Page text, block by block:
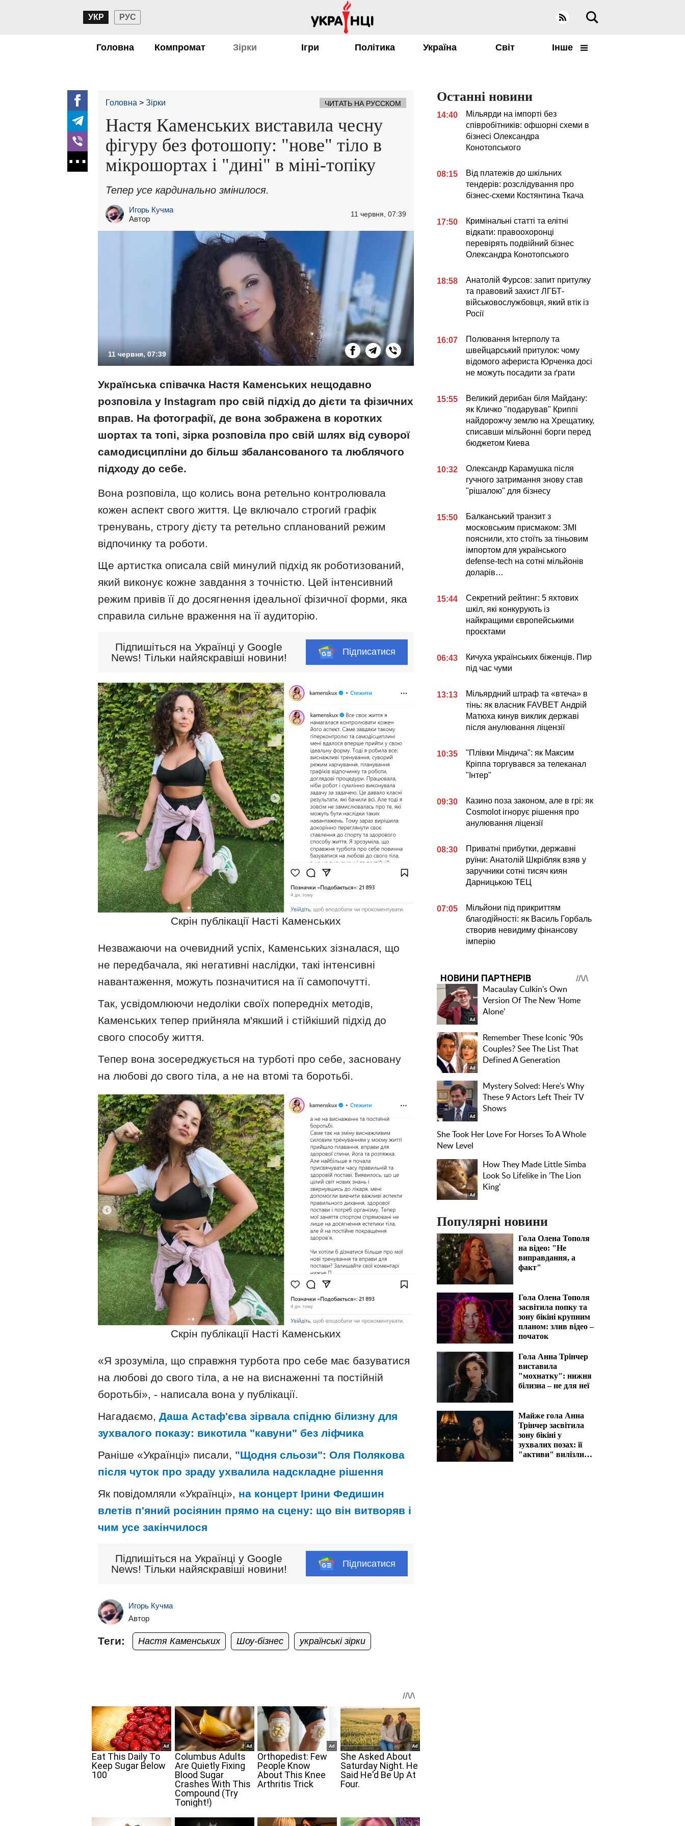
УКР РУС
Головна Компромат Зірки Ігри Політика Україна Світ Інше
Головна Зірки ЧИТАТЬ НА РУССКОМ
Настя Каменських виставила чесну
фігуру без фотошопу: "нове" тіло в
мікрошортах і "дині" в міні-топіку
Тепер усе кардинально змінилося.
Игорь Кучма
Автор
11 червня, 07:39
11 червня, 07:39
Українська співачка Настя Каменських нещодавно
розповіла у Instagram про свій підхід до дієти та фізичних
вправ. На фотографії, де вона зображена в коротких
шортах та топі, зірка розповіла про свій шлях від суворої
самодисципліни до більш збалансованого та люблячого
підходу до себе.
Вона розповіла, що колись вона ретельно контролювала
кожен аспект свого життя. Це включало строгий графік
тренувань, строгу дієту та ретельно спланований режим
відпочинку та роботи.
Ще артистка описала свій минулий підхід як роботизований,
який виконує кожне завдання з точністю. Цей інтенсивний
режим привів її до досягнення ідеальної фізичної форми, яка
справила сильне враження на її аудиторію.
Підпишіться на Українці у Google
News! Тільки найяскравіші новини!
Підписатися
Скрін публікації Насті Каменських
Незважаючи на очевидний успіх, Каменських зізналася, що
не передбачала, які негативні наслідки, такі інтенсивні
навантаження, можуть позначитися на її самопочутті.
Так, усвідомлюючи недоліки своїх попередніх методів,
Каменських тепер прийняла м'якший і стійкіший підхід до
свого способу життя.
Тепер вона зосереджується на турботі про себе, засновану
на любові до свого тіла, а не на втомі та боротьбі.
Скрін публікації Насті Каменських
«Я зрозуміла, що справжня турбота про себе має базуватися
на любові до свого тіла, а не на виснаженні та постійній
боротьбі», - написала вона у публікації.
Нагадаємо, Даша Астаф'єва зірвала спідню білизну для
зухвалого показу: викотила "кавуни" без ліфчика
Раніше «Українці» писали, "Щодня сльози": Оля Полякова
після чуток про зраду ухвалила надскладне рішення
Як повідомляли «Українці», на концерт Ірини Федишин
влетів п'яний росіянин прямо на сцену: що він витворяв і
чим усе закінчилося
Підпишіться на Українці у Google
News! Тільки найяскравіші новини!
Підписатися
Игорь Кучма
Автор
Теги: Настя Каменських Шоу-бізнес українські зірки
Останні новини
14:40
Мільярди на імпорті без
співробітників: офшорні схеми в
бізнесі Олександра
Конотопського
08:15
Від платежів до шкільних
тендерів: розслідування про
бізнес-схеми Костянтина Ткача
17:50
Кримінальні статті та елітні
відкати: правоохоронці
перевірять подвійний бізнес
Олександра Конотопського
18:58
Анатолій Фурсов: запит притулку
та правовий захист ЛГБТ-
військовослужбовця, який втік із
Росії
16:07
Полювання Інтерполу та
швейцарський притулок: чому
відомого афериста Юрченка досі
не можуть посадити за ґрати
15:55
Великий дерибан біля Майдану:
як Кличко "подарував" Криппі
найдорожчу землю на Хрещатику,
списавши мільйонні борги перед
бюджетом Киева
10:32
Олександр Карамушка після
гучного затримання знову став
"рішалою" для бізнесу
15:50
Балканський транзит з
московським присмаком: ЗМІ
пояснили, хто стоїть за тіньовим
імпортом для українського
defense-tech на сотні мільйонів
доларів…
15:44
Секретний рейтинг: 5 яхтових
шкіл, які конкурують із
найкращими європейськими
проєктами
06:43
Кичуха українських біженців. Пир
під час чуми
13:13
Мільярдний штраф та «втеча» в
тінь: як власник FAVBET Андрій
Матюха кинув виклик державі
після анулювання ліцензії
10:35
"Плівки Міндича": як Максим
Кріппа торгувався за телеканал
"Інтер"
09:30
Казино поза законом, але в грі: як
Cosmolot ігнорує рішення про
анулювання ліцензії
08:30
Приватні прибутки, державні
руїни: Анатолій Шкрібляк взяв у
заручники сотні тисяч киян
Дарницькою ТЕЦ
07:05
Мільйони під прикриттям
благодійності: як Василь Горбаль
створив невидиму фінансову
імперію
Популярні новини
Гола Олена Тополя
на відео: "Не
виправдання, а
факт"
Гола Олена Тополя
засвітила попку та
зону бікіні крупним
планом: злив відео –
початок
Гола Анна Трінчер
виставила
"мохнатку": нижня
білизна – не для неї
Майже гола Анна
Трінчер засвітила
зону бікіні у
зухвалих позах: її
"активи" вилізли